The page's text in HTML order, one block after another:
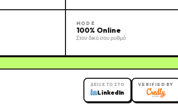
MODE
100% Online
Στον δικό σου ρυθμό
ΔΕΊΞΕ ΤΟ ΣΤΟ
LinkedIn
VERIFIED BY